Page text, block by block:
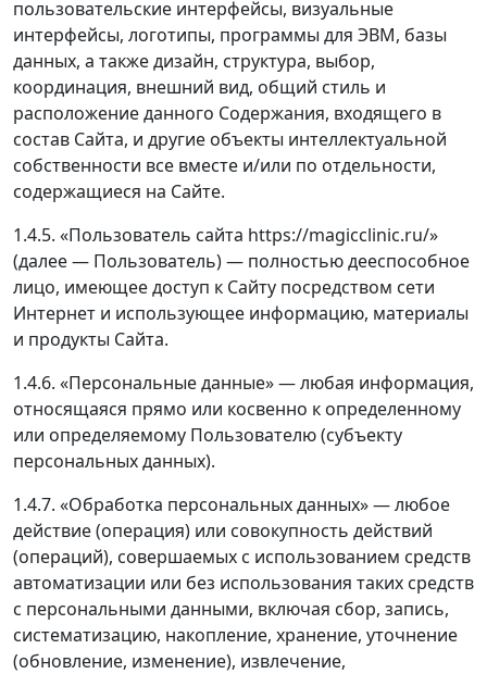
пользовательские интерфейсы, визуальные
интерфейсы, логотипы, программы для ЭВМ, базы
данных, а также дизайн, структура, выбор,
координация, внешний вид, общий стиль и
расположение данного Содержания, входящего в
состав Сайта, и другие объекты интеллектуальной
собственности все вместе и/или по отдельности,
содержащиеся на Сайте.
1.4.5. «Пользователь сайта https://magicclinic.ru/»
(далее — Пользователь) — полностью дееспособное
лицо, имеющее доступ к Сайту посредством сети
Интернет и использующее информацию, материалы
и продукты Сайта.
1.4.6. «Персональные данные» — любая информация,
относящаяся прямо или косвенно к определенному
или определяемому Пользователю (субъекту
персональных данных).
1.4.7. «Обработка персональных данных» — любое
действие (операция) или совокупность действий
(операций), совершаемых с использованием средств
автоматизации или без использования таких средств
с персональными данными, включая сбор, запись,
систематизацию, накопление, хранение, уточнение
(обновление, изменение), извлечение,